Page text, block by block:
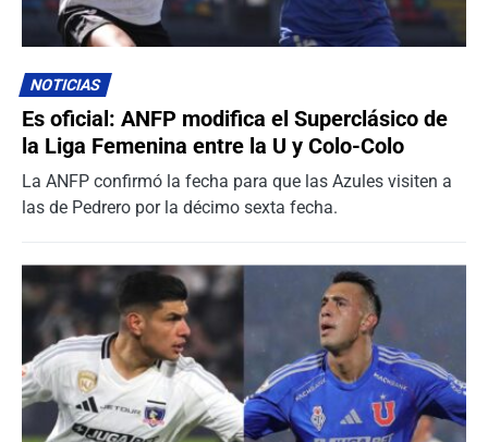
NOTICIAS
Es oficial: ANFP modifica el Superclásico de
la Liga Femenina entre la U y Colo-Colo
La ANFP confirmó la fecha para que las Azules visiten a
las de Pedrero por la décimo sexta fecha.